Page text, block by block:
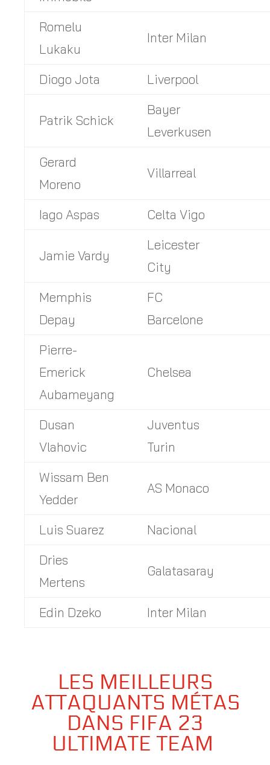
Romelu
Lukaku
Inter Milan
Diogo Jota Liverpool
Patrik Schick
Bayer
Leverkusen
Gerard
Moreno
Villarreal
Iago Aspas Celta Vigo
Jamie Vardy
Leicester
City
Memphis
Depay
FC
Barcelone
Pierre-
Emerick
Aubameyang
Chelsea
Dusan
Vlahovic
Juventus
Turin
Wissam Ben
Yedder
AS Monaco
Luis Suarez
Nacional
Dries
Mertens
Galatasaray
Edin Dzeko Inter Milan
LES MEILLEURS
ATTAQUANTS MÉTAS
DANS FIFA 23
ULTIMATE TEAM